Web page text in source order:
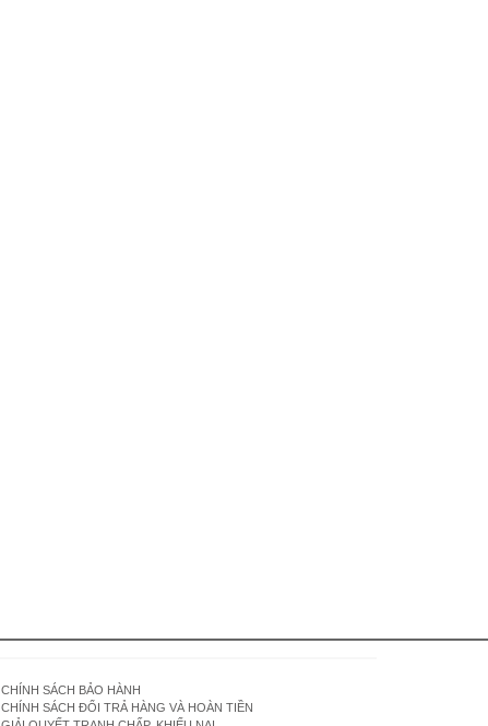
CHÍNH SÁCH BẢO HÀNH
CHÍNH SÁCH ĐỔI TRẢ HÀNG VÀ HOÀN TIỀN